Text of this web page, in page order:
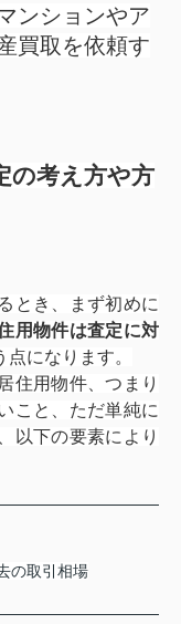
ンションやア
買取を依頼す
の考え方や方
とき、まず初めに
用物件は査定に対
点になります。
住用物件、つまり
こと、ただ単純に
以下の要素により
の取引相場